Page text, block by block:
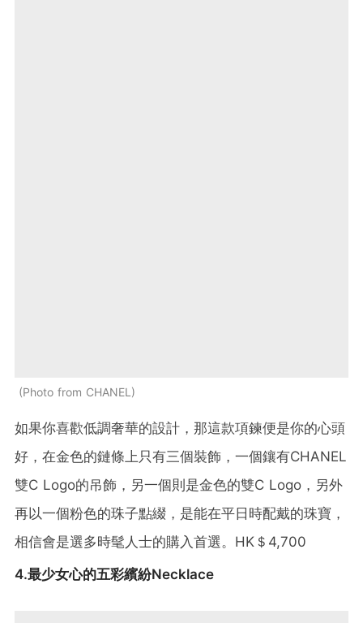
Photo from CHANEL
如果你喜歡低調奢華的設計，那這款項鍊便是你的心頭
好，在金色的鏈條上只有三個裝飾，一個鑲有CHANEL
雙C Logo的吊飾，另一個則是金色的雙C Logo，另外
再以一個粉色的珠子點綴，是能在平日時配戴的珠寶，
相信會是選多時髦人士的購入首選。HK＄4,700
4.最少女心的五彩繽紛Necklace